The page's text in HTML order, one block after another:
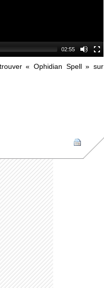
02:55
« Ophidian Spell » sur